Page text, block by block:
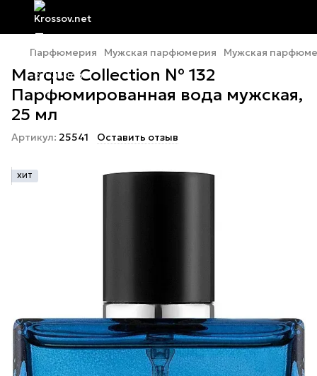
Парфюмерия Мужская парфюмерия Мужская
Marque Collection № 132
Парфюмированная вода мужская,
25 мл
Артикул: 25541 Оставить отзыв
ХИТ